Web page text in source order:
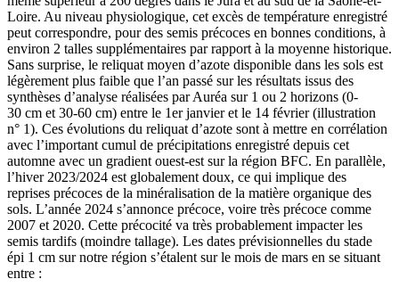
Loire. Au niveau physiologique, cet excès de température enregistré
peut correspondre, pour des semis précoces en bonnes conditions, à
environ 2 talles supplémentaires par rapport à la moyenne historique.
Sans surprise, le reliquat moyen d’azote disponible dans les sols est
légèrement plus faible que l’an passé sur les résultats issus des
synthèses d’analyse réalisées par Auréa sur 1 ou 2 horizons (0-
30 cm et 30-60 cm) entre le 1er janvier et le 14 février (illustration
n° 1). Ces évolutions du reliquat d’azote sont à mettre en corrélation
avec l’important cumul de précipitations enregistré depuis cet
automne avec un gradient ouest-est sur la région BFC. En parallèle,
l’hiver 2023/2024 est globalement doux, ce qui implique des
reprises précoces de la minéralisation de la matière organique des
sols. L’année 2024 s’annonce précoce, voire très précoce comme
2007 et 2020. Cette précocité va très probablement impacter les
semis tardifs (moindre tallage). Les dates prévisionnelles du stade
épi 1 cm sur notre région s’étalent sur le mois de mars en se situant
entre :